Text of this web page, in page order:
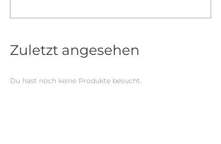
Zuletzt angesehen
Du hast noch keine Produkte besucht.